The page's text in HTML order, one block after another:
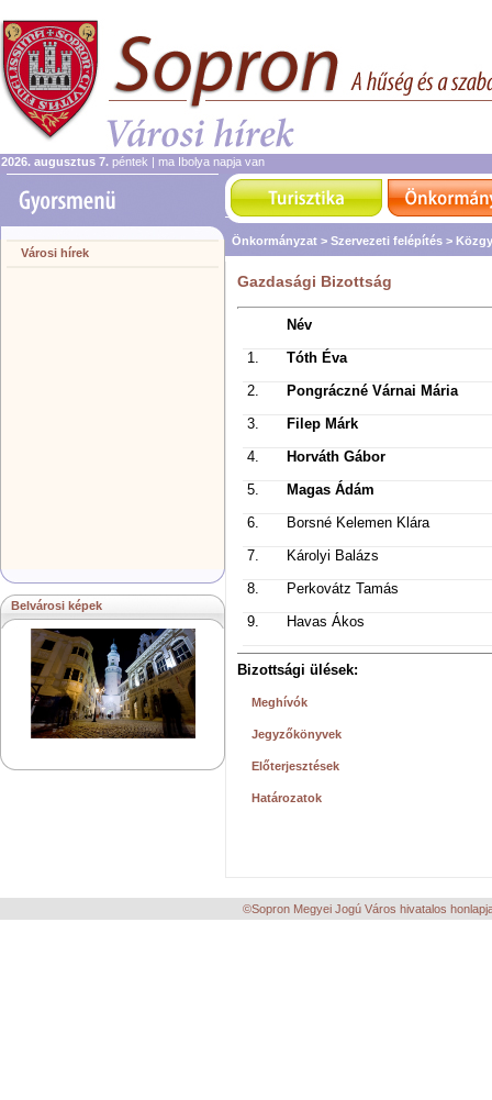
2026. augusztus 7. péntek | ma Ibolya napja van
Városi hírek
Belvárosi képek
Önkormányzat > Szervezeti felépítés >
Gazdasági Bizottság
Név
1.
Tóth Éva
2.
Pongráczné Várnai Mária
3.
Filep Márk
4.
Horváth Gábor
5.
Magas Ádám
6.
Borsné Kelemen Klára
7.
Károlyi Balázs
8.
Perkovátz Tamás
9.
Havas Ákos
Bizottsági ülések:
Meghívók
Jegyzőkönyvek
Előterjesztések
Határozatok
©Sopron Megyei Jogú Város hivatalos